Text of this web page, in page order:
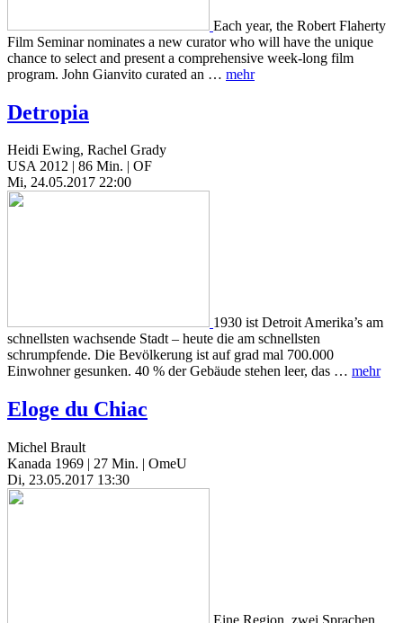
Each year, the Robert Flaherty
Film Seminar nominates a new curator who will have the unique
chance to select and present a comprehensive week-long film
program. John Gianvito curated an … mehr
Detropia
Heidi Ewing, Rachel Grady
USA 2012 | 86 Min. | OF
Mi, 24.05.2017 22:00
1930 ist Detroit Amerika’s am
schnellsten wachsende Stadt – heute die am schnellsten
schrumpfende. Die Bevölkerung ist auf grad mal 700.000
Einwohner gesunken. 40 % der Gebäude stehen leer, das … mehr
Eloge du Chiac
Michel Brault
Kanada 1969 | 27 Min. | OmeU
Di, 23.05.2017 13:30